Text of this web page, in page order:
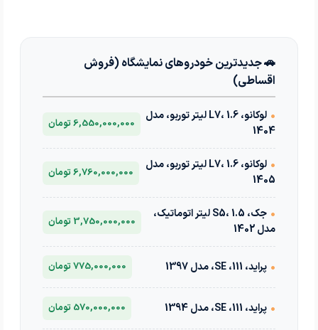
🚗 جدیدترین خودروهای نمایشگاه (فروش
اقساطی)
•
لوکانو، L7، 1.6 لیتر توربو، مدل
1404
6,550,000,000 تومان
•
لوکانو، L7، 1.6 لیتر توربو، مدل
1405
6,760,000,000 تومان
•
جک، S5، 1.5 لیتر اتوماتیک،
مدل 1402
3,750,000,000 تومان
• پراید، 111، SE، مدل 1397 775,000,000 تومان
• پراید، 111، SE، مدل 1394 570,000,000 تومان